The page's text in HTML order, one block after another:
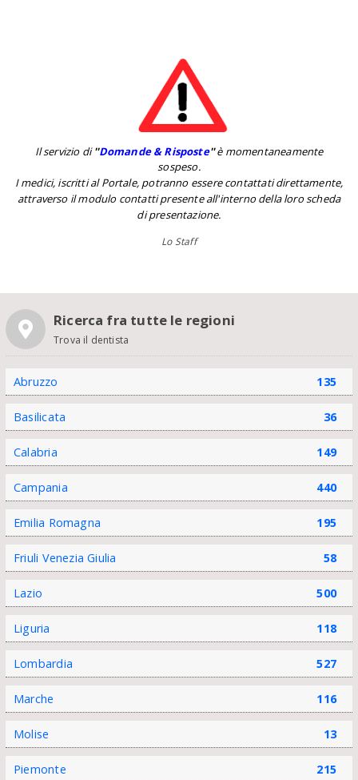
Il servizio di''Domande & Risposte''è momentaneamente
sospeso.
I medici, iscritti al Portale, potranno essere contattati direttamente,
attraverso il modulo contatti presente all'interno della loro scheda
di presentazione.
Lo Staff
Ricerca fra tutte le regioni
Trova il dentista
Abruzzo 135
Basilicata 36
Calabria 149
Campania 440
Emilia Romagna 195
Friuli Venezia Giulia 58
Lazio 500
Liguria 118
Lombardia 527
Marche 116
Molise 13
Piemonte 215